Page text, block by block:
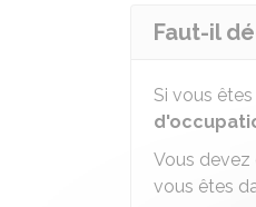
Faut-il
Si vous êtes
Vous devez
vous êtes